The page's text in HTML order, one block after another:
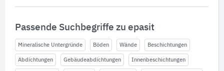
Passende Suchbegriffe zu epasit
Mineralische Untergründe Böden Wände Beschichtungen
Abdichtungen Gebäudeabdichtungen Innenbeschichtungen